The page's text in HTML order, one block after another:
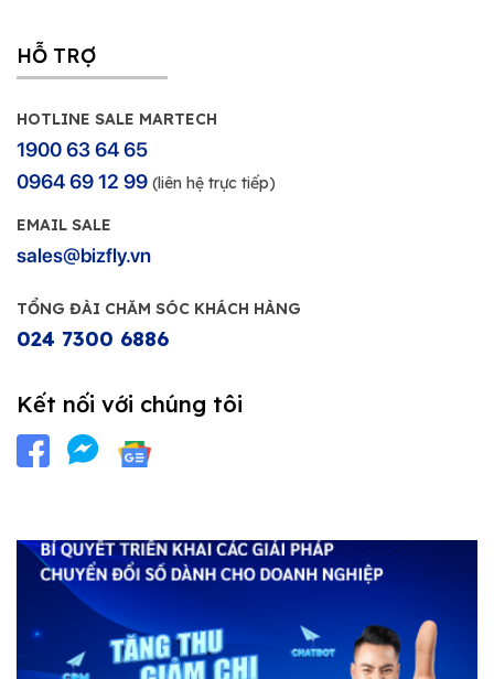
HỖ TRỢ
HOTLINE SALE MARTECH
1900 63 64 65
0964 69 12 99 (liên hệ trực tiếp)
EMAIL SALE
sales@bizfly.vn
TỔNG ĐÀI CHĂM SÓC KHÁCH HÀNG
024 7300 6886
Kết nối với chúng tôi